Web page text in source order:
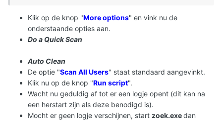
Klik op de knop "More options" en vink nu de
onderstaande opties aan.
Do a Quick Scan
Auto Clean
De optie "Scan All Users" staat standaard aangevinkt.
Klik nu op de knop "Run script".
Wacht nu geduldig af tot er een logje opent (dit kan na
een herstart zijn als deze benodigd is).
Mocht er geen logje verschijnen, start zoek.exedan